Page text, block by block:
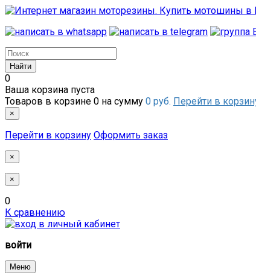
0
Ваша корзина пуста
Товаров в корзине 0 на сумму 0 руб. Перейти в
×
Перейти в корзину Оформить заказ
×
×
0
К сравнению
войти
Меню